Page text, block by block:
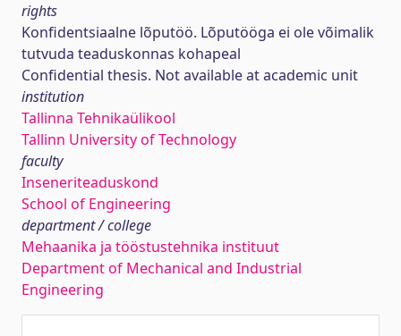
rights
Konfidentsiaalne lõputöö. Lõputööga ei ole võimalik
tutvuda teaduskonnas kohapeal
Confidential thesis. Not available at academic unit
institution
Tallinna Tehnikaülikool
Tallinn University of Technology
faculty
Inseneriteaduskond
School of Engineering
department / college
Mehaanika ja tööstustehnika instituut
Department of Mechanical and Industrial
Engineering